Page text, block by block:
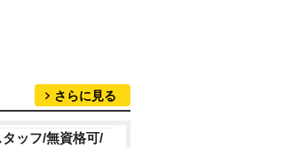
さらに見る
タッフ/無資格可/